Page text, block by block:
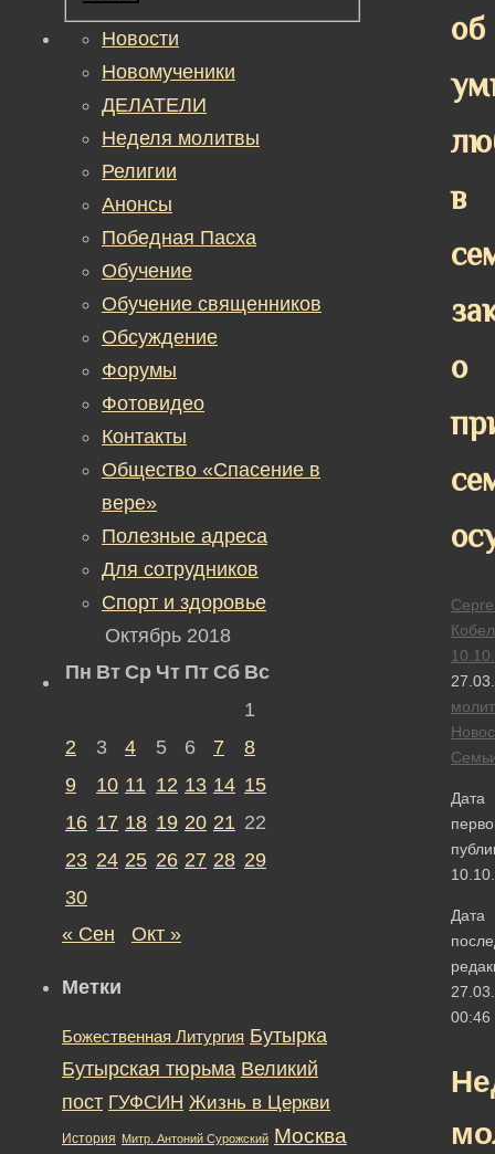
об
в
о
Дата
Дата
00:46
Новости
Новомученики
ДЕЛАТЕЛИ
Неделя молитвы
Религии
Анонсы
Победная Пасха
Обучение
Обучение священников
Обсуждение
Форумы
Фотовидео
Контакты
Общество «Спасение в
вере»
Полезные адреса
Для сотрудников
Спорт и здоровье
Октябрь 2018
Пн Вт Ср Чт Пт Сб Вс
1
2
3 4 5 6 7
8
9
10 11 12 13 14 15
16 17 18 19 20 21 22
23 24 25 26 27 28 29
30
« Сен
Окт »
Метки
Божественная Литургия Бутырка
Бутырская тюрьма Великий
пост ГУФСИН Жизнь в Церкви
История Митр. Антоний Сурожский Москва